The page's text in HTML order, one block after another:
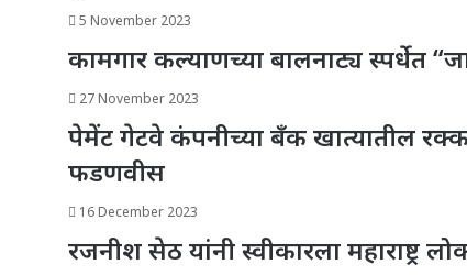
5 November 2023
कामगार कल्याणच्या बालनाट्य स्पर्धेत
27 November 2023
पेमेंट गेटवे कंपनीच्या बँक खात्यातील
फडणवीस
16 December 2023
रजनीश सेठ यांनी स्वीकारला महाराष्ट्र